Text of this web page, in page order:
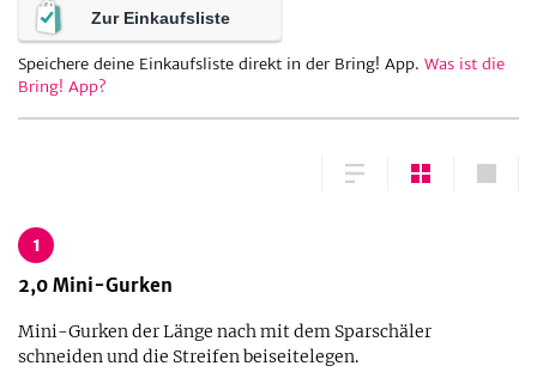
Zur Einkaufsliste
Speichere deine Einkaufsliste direkt in der Bring! App. Was ist die
Bring! App?
1
2,0 Mini-Gurken
Mini-Gurken der Länge nach mit dem Sparschäler
schneiden und die Streifen beiseitelegen.